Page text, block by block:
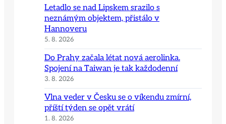
Letadlo se nad Lipskem srazilo s
neznámým objektem, přistálo v
Hannoveru
5. 8. 2026
Do Prahy začala létat nová aerolinka.
Spojení na Taiwan je tak každodenní
3. 8. 2026
Vlna veder v Česku se o víkendu zmírní,
příští týden se opět vrátí
1. 8. 2026